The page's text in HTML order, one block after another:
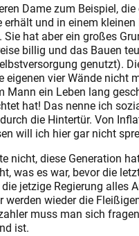
Dame zum Beispiel,
erhält und in einem
Sie hat aber ein großes
billig und das Bauen
genutzt).
eigenen vier Wände nicht
Mann ein Leben lang
hat! Das nenne ich
die Hintertür. Von
will ich hier gar nicht
nicht, diese Generation
was es war, bevor die
jetzige Regierung alles
werden wieder die
muss man sich
ist.